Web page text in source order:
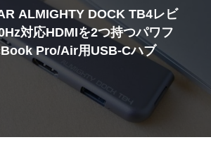
ALMIGHTY DOCK TB4レビ
対応HDMIを2つ持つパワフ
Pro/Air用USB-Cハブ